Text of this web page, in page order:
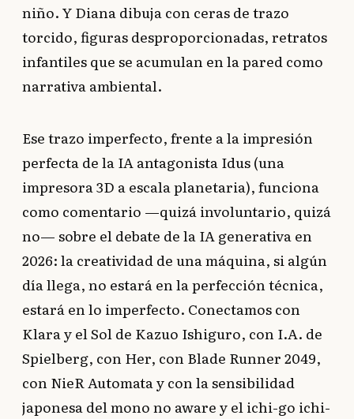
niño. Y Diana dibuja con ceras de trazo
torcido, figuras desproporcionadas, retratos
infantiles que se acumulan en la pared como
narrativa ambiental.
Ese trazo imperfecto, frente a la impresión
perfecta de la IA antagonista Idus (una
impresora 3D a escala planetaria), funciona
como comentario —quizá involuntario, quizá
no— sobre el debate de la IA generativa en
2026: la creatividad de una máquina, si algún
día llega, no estará en la perfección técnica,
estará en lo imperfecto. Conectamos con
Klara y el Sol de Kazuo Ishiguro, con I.A. de
Spielberg, con Her, con Blade Runner 2049,
con NieR Automata y con la sensibilidad
japonesa del mono no aware y el ichi-go ichi-